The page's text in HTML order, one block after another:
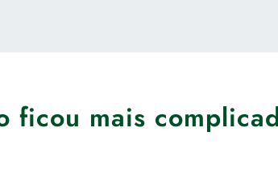
ficou mais